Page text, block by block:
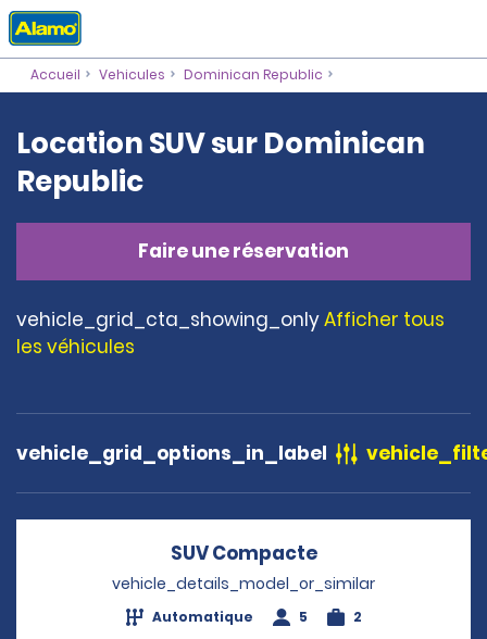
Accueil Vehicules Dominican Republic
Location SUV sur Dominican
Republic
Faire une réservation
vehicle_grid_cta_showing_onlyAfficher tous
les véhicules
vehicle_grid_options_in_label
SUV CompacteOpens in a new
vehicle_details_model_or_similar
Automatique 5 2